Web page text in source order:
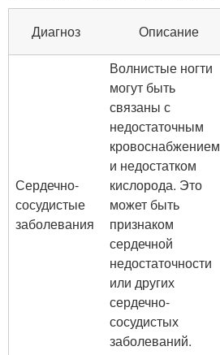
Диагноз Описание
Сердечно-
сосудистые
заболевания
Волнистые ногти
могут быть
связаны с
недостаточным
кровоснабжением
и недостатком
кислорода. Это
может быть
признаком
сердечной
недостаточности
или других
сердечно-
сосудистых
заболеваний.